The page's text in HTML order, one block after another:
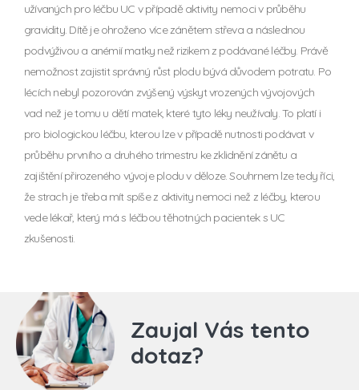
užívaných pro léčbu UC v případě aktivity nemoci v průběhu
gravidity. Dítě je ohroženo více zánětem střeva a následnou
podvýživou a anémií matky než rizikem z podávané léčby. Právě
nemožnost zajistit správný růst plodu bývá důvodem potratu. Po
lécích nebyl pozorován zvýšený výskyt vrozených vývojových
vad než je tomu u dětí matek, které tyto léky neužívaly. To platí i
pro biologickou léčbu, kterou lze v případě nutnosti podávat v
průběhu prvního a druhého trimestru ke zklidnění zánětu a
zajištění přirozeného vývoje plodu v děloze. Souhrnem lze tedy říci,
že strach je třeba mít spíše z aktivity nemoci než z léčby, kterou
vede lékař, který má s léčbou těhotných pacientek s UC
zkušenosti.
Zaujal Vás tento
dotaz?